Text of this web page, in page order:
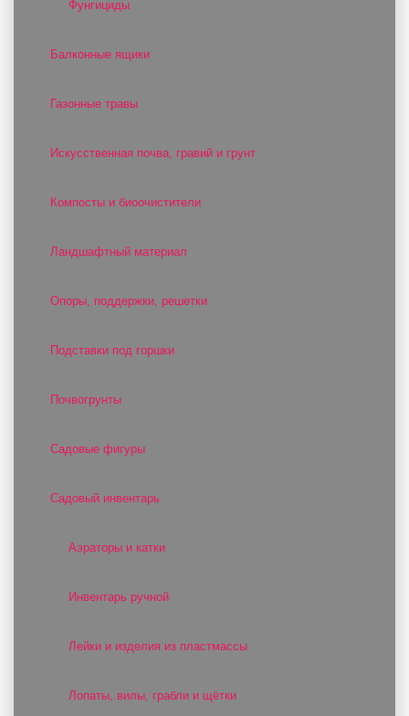
Фунгициды
Балконные ящики
Газонные травы
Искусственная почва, гравий и грунт
Компосты и биоочистители
Ландшафтный материал
Опоры, поддержки, решетки
Подставки под горшки
Почвогрунты
Садовые фигуры
Садовый инвентарь
Аэраторы и катки
Инвентарь ручной
Лейки и изделия из пластмассы
Лопаты, вилы, грабли и щётки